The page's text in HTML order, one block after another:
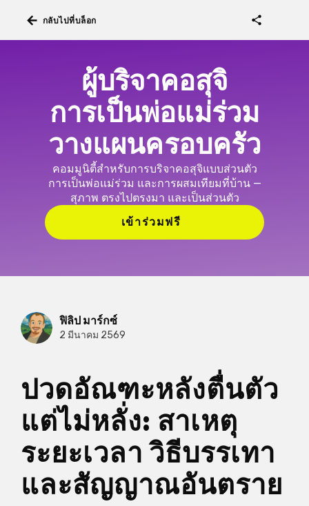
arrow_back กลับไปที่บล็อก share
ผู้บริจาคอสุจิ
การเป็นพ่อแม่ร่วม
วางแผนครอบครัว
คอมมูนิตี้สำหรับการบริจาคอสุจิแบบส่วนตัว
การเป็นพ่อแม่ร่วม และการผสมเทียมที่บ้าน —
สุภาพ ตรงไปตรงมา และเป็นส่วนตัว
เข้าร่วมฟรี
ฟิลิป มาร์กซ์
2 มีนาคม 2569
ปวดอัณฑะหลังตื่นตัว
แต่ไม่หลั่ง: สาเหตุ
ระยะเวลา วิธีบรรเทา
และสัญญาณอันตราย